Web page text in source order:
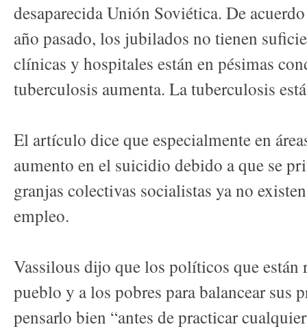
desaparecida Unión Soviética. De
año pasado, los jubilados no tienen
clínicas y hospitales están en pésimas
tuberculosis aumenta. La tuberculosis
El artículo dice que especialmente en
aumento en el suicidio debido a que se
granjas colectivas socialistas ya no
empleo.
Vassilous dijo que los políticos que
pueblo y a los pobres para balancear sus
pensarlo bien “antes de practicar